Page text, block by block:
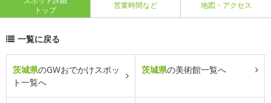
トップ
営業時間など 地図・アクセス
一覧に戻る
茨城県のGWおでかけスポッ
ト一覧へ
茨城県の美術館一覧へ